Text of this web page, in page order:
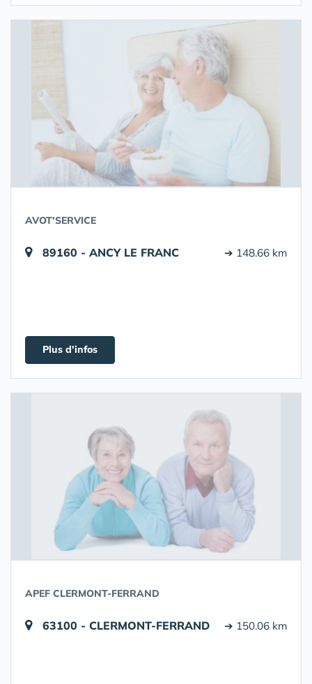
AVOT'SERVICE
89160 - ANCY LE FRANC ➔ 148.66 km
Plus d'infos
APEF CLERMONT-FERRAND
63100 - CLERMONT-FERRAND ➔ 150.06 km